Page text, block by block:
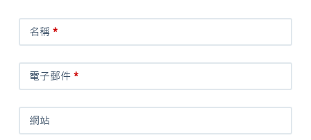
名稱 *
電子郵件*
網站